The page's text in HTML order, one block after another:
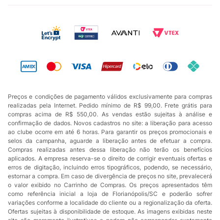
Preços e condições de pagamento válidos exclusivamente para compras
realizadas pela Internet. Pedido mínimo de R$ 99,00. Frete grátis para
compras acima de R$ 550,00. As vendas estão sujeitas à análise e
confirmação de dados. Novos cadastros no site: a liberação para acesso
ao clube ocorre em até 6 horas. Para garantir os preços promocionais e
selos da campanha, aguarde a liberação antes de efetuar a compra.
Compras realizadas antes dessa liberação não terão os benefícios
aplicados. A empresa reserva-se o direito de corrigir eventuais ofertas e
erros de digitação, incluindo erros tipográficos, podendo, se necessário,
estornar a compra. Em caso de divergência de preços no site, prevalecerá
o valor exibido no Carrinho de Compras. Os preços apresentados têm
como referência inicial a loja de Florianópolis/SC e poderão sofrer
variações conforme a localidade do cliente ou a regionalização da oferta.
Ofertas sujeitas à disponibilidade de estoque. As imagens exibidas neste